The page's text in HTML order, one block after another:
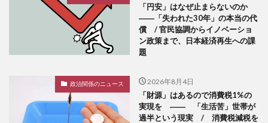
「円安」はなぜ止まらないのか
――「失われた30年」の本当の代
償 / 官民協調からイノベーショ
ン政策まで、日本経済再生への課
題
政治関係のニュース 2026年8月4日
「財源」はあるので消費税1%の
実現を ―― 「生活苦」世帯が
過半という現実 / 消費税減税を